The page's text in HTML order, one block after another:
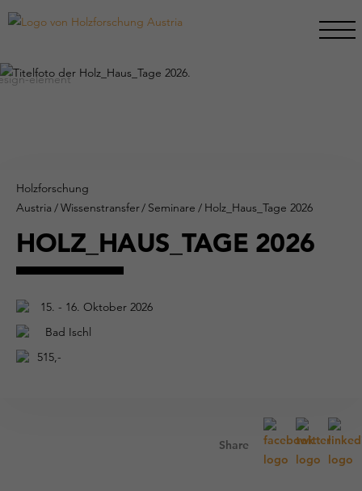
Holzforschung
Austria /Wissenstransfer/ Seminare / Holz_Haus_Tage 2026
HOLZ_HAUS_TAGE 2026
15. - 16. Oktober 2026
Bad Ischl
515,-
Share